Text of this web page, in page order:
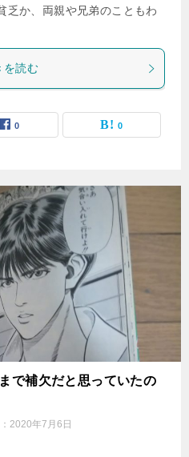
乏か、両親や兄弟のこともわ
を読む
0 0
で補欠だと思っていたの
2020年7月6日